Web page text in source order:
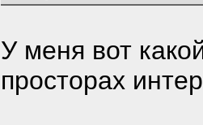
У меня вот
просторах